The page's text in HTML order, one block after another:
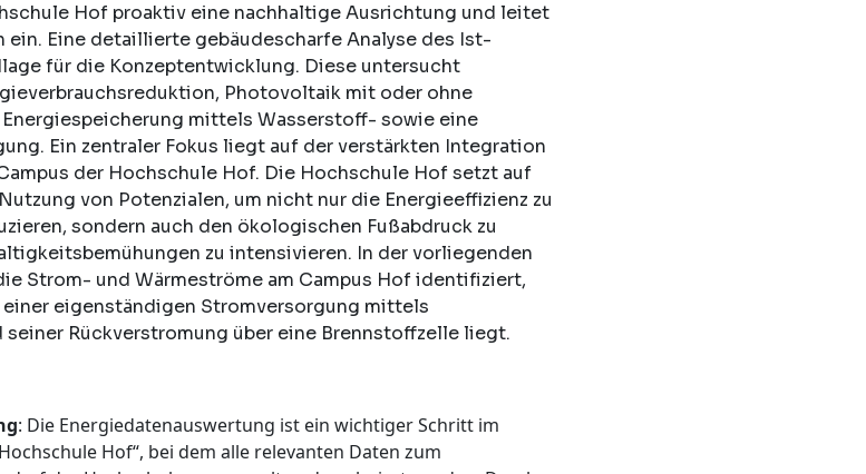
Hof proaktiv eine nachhaltige Ausrichtung und leitet
ein. Eine detaillierte gebäudescharfe Analyse des Ist-
für die Konzeptentwicklung. Diese untersucht
Photovoltaik mit oder ohne
mittels Wasserstoff- sowie eine
Ein zentraler Fokus liegt auf der verstärkten Integration
der Hochschule Hof. Die Hochschule Hof setzt auf
von Potenzialen, um nicht nur die Energieeffizienz zu
sondern auch den ökologischen Fußabdruck zu
zu intensivieren. In der vorliegenden
Strom- und Wärmeströme am Campus Hof identifiziert,
eigenständigen Stromversorgung mittels
Rückverstromung über eine Brennstoffzelle liegt.
: Die Energiedatenauswertung ist ein wichtiger Schritt im
Hof“, bei dem alle relevanten Daten zum